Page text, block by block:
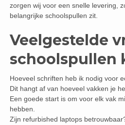
zorgen wij voor een snelle levering,
belangrijke schoolspullen zit.
Veelgestelde
schoolspullen
Hoeveel schriften heb ik nodig voor
Dit hangt af van hoeveel vakken je
Een goede start is om voor elk vak
hebben.
Zijn refurbished laptops